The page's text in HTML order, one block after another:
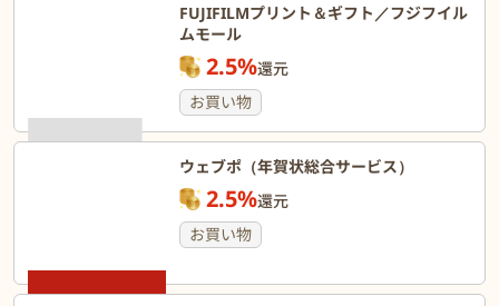
FUJIFILMプリント＆ギフト／フジフイル
ムモール
2.5%還元
お買い物
ウェブポ（年賀状総合サービス）
2.5%還元
お買い物